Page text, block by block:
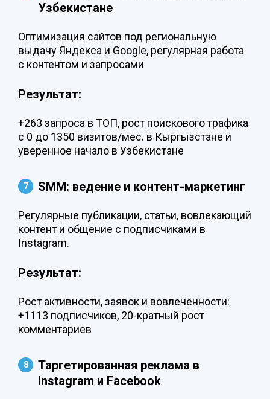
Узбекистане
Оптимизация сайтов под региональную
выдачу Яндекса и Google, регулярная работа
с контентом и запросами
Результат:
+263 запроса в ТОП, рост поискового трафика
с 0 до 1350 визитов/мес. в Кыргызстане и
уверенное начало в Узбекистане
SMM: ведение и контент-маркетинг
Регулярные публикации, статьи, вовлекающий
контент и общение с подписчиками в
Instagram.
Результат:
Рост активности, заявок и вовлечённости:
+1113 подписчиков, 20-кратный рост
комментариев
Таргетированная реклама в
Instagram и Facebook